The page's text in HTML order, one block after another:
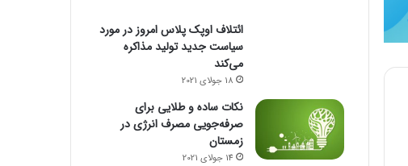
ائتلاف اوپک پلاس امروز در مورد
سیاست جدید تولید مذاکره
می‌کند
18 جولای 2021
نکات ساده و طلایی برای
صرفه‌جویی مصرف انرژی در
زمستان
14 جولای 2021